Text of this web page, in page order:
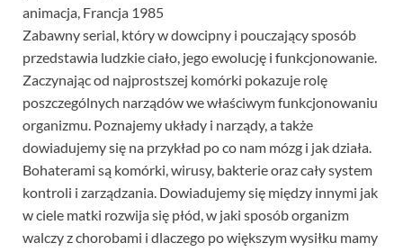
animacja, Francja 1985
Zabawny serial, który w dowcipny i pouczający sposób
przedstawia ludzkie ciało, jego ewolucję i funkcjonowanie.
Zaczynając od najprostszej komórki pokazuje rolę
poszczególnych narządów we właściwym funkcjonowaniu
organizmu. Poznajemy układy i narządy, a także
dowiadujemy się na przykład po co nam mózg i jak działa.
Bohaterami są komórki, wirusy, bakterie oraz cały system
kontroli i zarządzania. Dowiadujemy się między innymi jak
w ciele matki rozwija się płód, w jaki sposób organizm
walczy z chorobami i dlaczego po większym wysiłku mamy